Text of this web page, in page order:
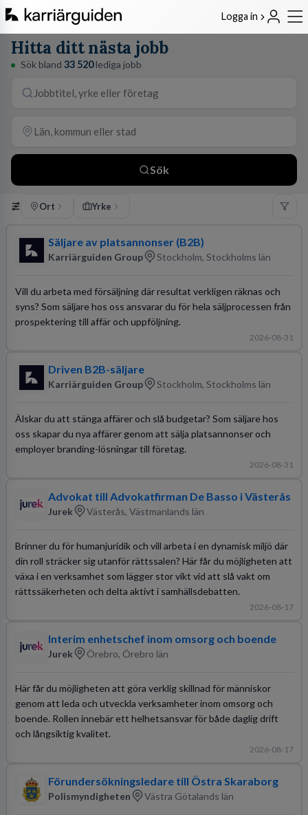
Logga in
Hitta ditt nästa jobb
Sök bland 33 520lediga jobb
Sök
Ort Yrke
Säljare av platsannonser (B2B)
Karriärguiden Group Stockholm, Stockholms län
Vill du arbeta med försäljning där resultat verkligen räknas och
syns? Som säljare hos oss ansvarar du för hela säljprocessen från
prospektering till affär och uppföljning.
2026-08-31
Driven B2B-säljare
Karriärguiden Group Stockholm, Stockholms län
Älskar du att stänga affärer och slå budgetar? Som säljare hos
oss skapar du nya affärer genom att sälja platsannonser och
employer branding-lösningar till företag.
2026-08-31
Advokat till Advokatfirman De Basso i Västerås
Jurek Västerås, Västmanlands län
Brinner du för humanjuridik och vill arbeta i en dynamisk miljö där
din roll sträcker sig utanför rättssalen? Här får du möjligheten att
växa i en verksamhet som lägger stor vikt vid att slå vakt om
rättssäkerheten och delta aktivt i samhällsdebatten.
2026-08-17
Interim enhetschef inom omsorg och boende
Jurek Örebro, Örebro län
Här får du möjligheten att göra verklig skillnad för människor
genom att leda och utveckla verksamheter inom omsorg och
boende. Rollen innebär ett helhetsansvar för både daglig drift
och långsiktig kvalitet.
2026-08-17
Förundersökningsledare till Östra Skaraborg
Polismyndigheten Västra Götalands län